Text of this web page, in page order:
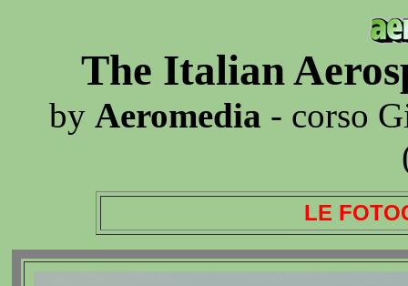
The Italian
by Aeromedia - corso
LE